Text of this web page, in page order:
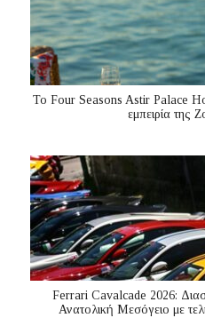
Το Four Seasons Astir Palace
εμπειρία της
Ferrari Cavalcade 2026:
Ανατολική Μεσόγειo με